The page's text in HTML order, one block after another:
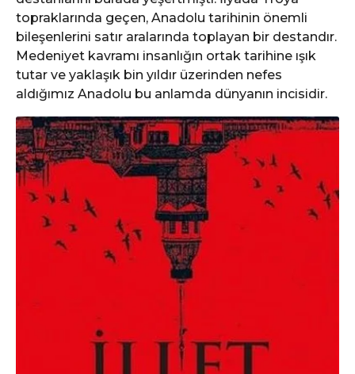
topraklarında geçen, Anadolu tarihinin önemli
bileşenlerini satır aralarında toplayan bir destandır.
Medeniyet kavramı insanlığın ortak tarihine ışık
tutar ve yaklaşık bin yıldır üzerinden nefes
aldığımız Anadolu bu anlamda dünyanın incisidir.